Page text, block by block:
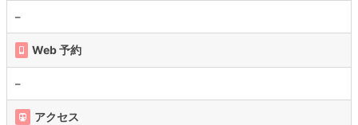
–
Web 予約
–
アクセス